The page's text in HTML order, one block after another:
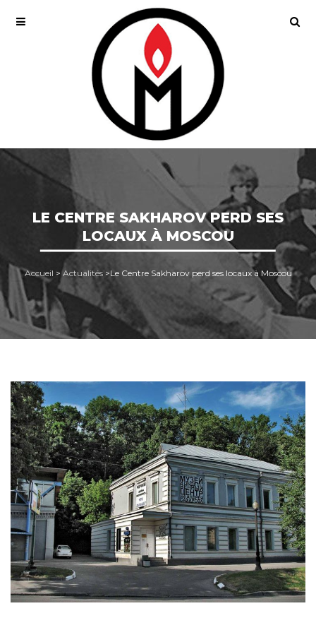
LE CENTRE SAKHAROV PERD SES
LOCAUX À MOSCOU
Accueil > Actualités>Le Centre Sakharov perd ses locaux à Moscou